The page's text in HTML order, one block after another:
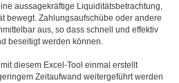
aussagekräftige Liquiditätsbetrachtung,
bewegt. Zahlungsaufschübe oder andere
aus, so dass schnell und effektiv
beseitigt werden können.
diesem Excel-Tool einmal erstellt
Zeitaufwand weitergeführt werden